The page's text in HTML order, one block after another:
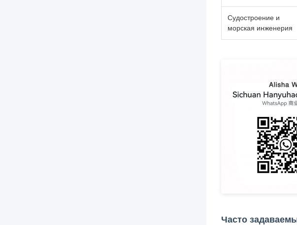
Судостроение и
морская инженерия
Часто